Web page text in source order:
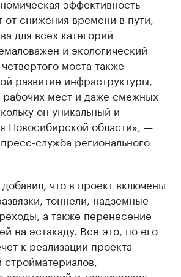
эффективность
от снижения времени в пути,
для всех категорий
и экологический
моста также
развитие инфраструктуры,
рабочих мест и даже смежных
он уникальный и
Новосибирской области», —
служба регионального
что в проект включены
тоннели, надземные
а также перенесение
на эстакаду. Все это, по его
к реализации проекта
стройматериалов,